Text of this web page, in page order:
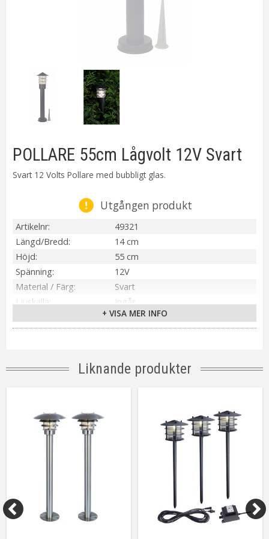
POLLARE 55cm Lågvolt 12V Svart
Svart 12 Volts Pollare med bubbligt glas.
Utgången produkt
Artikelnr
49321
Längd/Bredd
14 cm
Höjd
55 cm
Spänning
12V
Material / Färg
Svart
Ljuskälla
Ingår
G4
Ljusfärg
Varmvit (3100K)
Oriva
+ VISA MER INFO
Liknande produkter